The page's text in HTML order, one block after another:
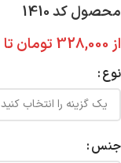
محصول کد 1410
از 328,000 تومان تا
نوع
جنس